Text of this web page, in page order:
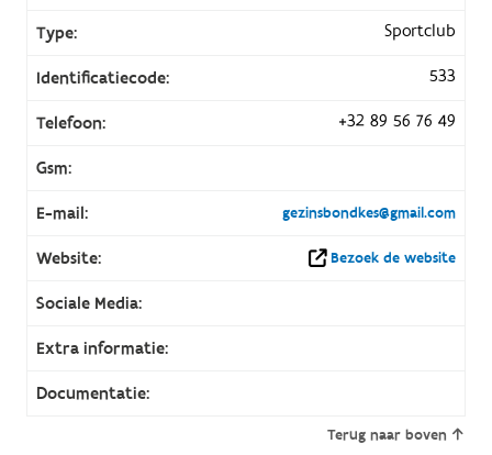
Type: Sportclub
Identificatiecode: 533
Telefoon: +32 89 56 76 49
Gsm:
E-mail: gezinsbondkes@gmail.com
Website: Bezoek de website
Sociale Media:
Extra informatie:
Documentatie:
Terug naar boven